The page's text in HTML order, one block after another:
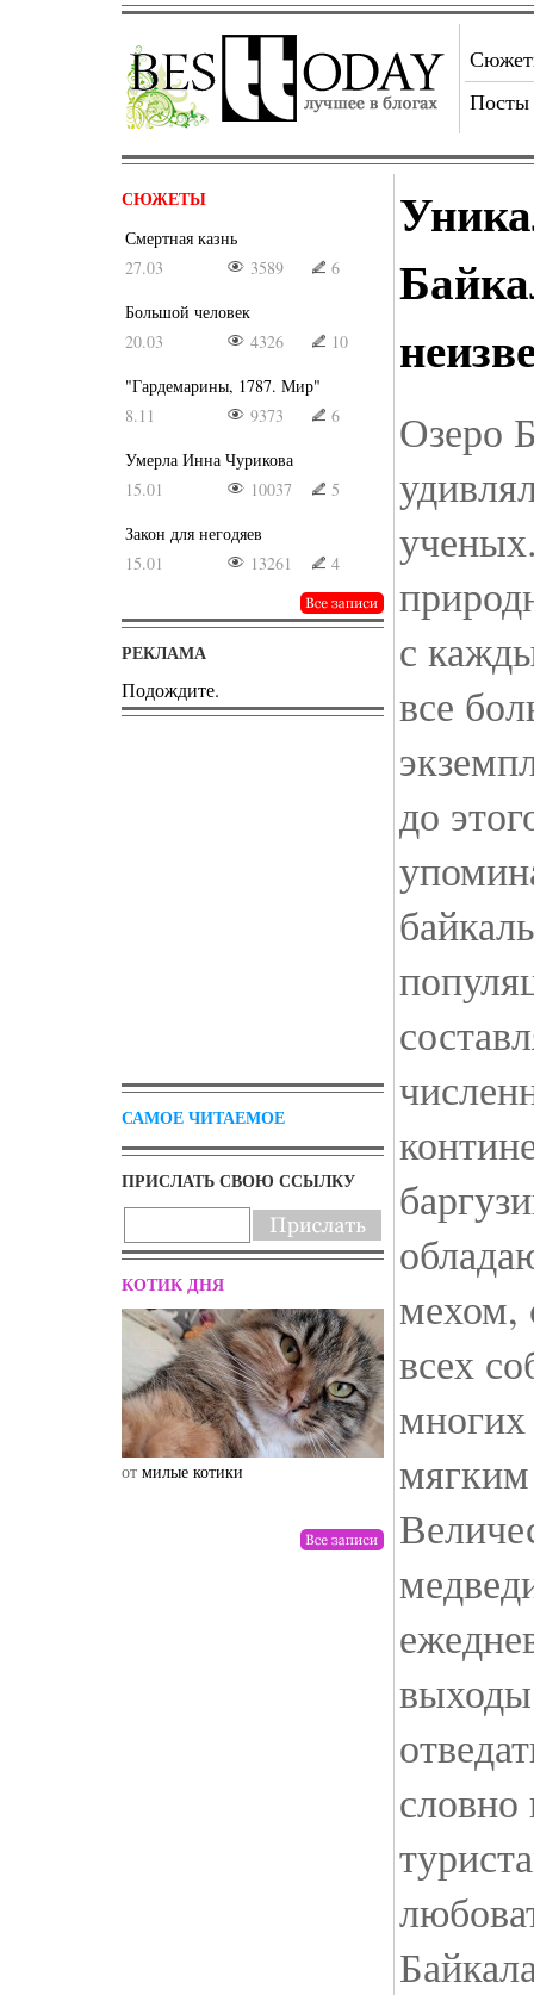
Посты
СЮЖЕТЫ
Смертная казнь
27.03
3589
6
Большой человек
20.03
4326
10
"Гардемарины, 1787. Мир"
8.11
9373
6
Умерла Инна Чурикова
15.01
10037
5
Закон для негодяев
15.01
13261 4
РЕКЛАМА
Подождите.
САМОЕ ЧИТАЕМОЕ
ПРИСЛАТЬ СВОЮ ССЫЛКУ
КОТИК ДНЯ
от милые котики от drunktwi
Озеро
с
все
до
мехом,
всех
многих